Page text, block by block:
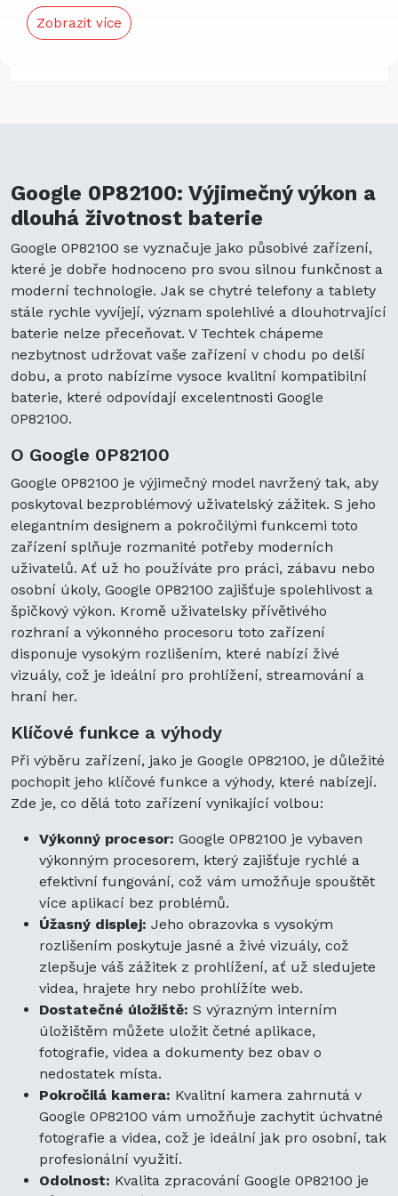
Rychlé dodání:
spolehlivé dodací služby, takže své
Naše kompatibilní baterie nejen
odpovídá původním specifikacím, ale
také nabízí zvýšenou dlouhověkost a
Zobrazit více
Google 0P82100: Výjimečný výkon a
dlouhá životnost baterie
Google 0P82100 se vyznačuje jako působivé zařízení,
které je dobře hodnoceno pro svou silnou funkčnost a
moderní technologie. Jak se chytré telefony a tablety
stále rychle vyvíjejí, význam spolehlivé a dlouhotrvající
baterie nelze přeceňovat. V Techtek chápeme
nezbytnost udržovat vaše zařízení v chodu po delší
dobu, a proto nabízíme vysoce kvalitní kompatibilní
baterie, které odpovídají excelentnosti Google
0P82100.
O Google 0P82100
Google 0P82100 je výjimečný model navržený tak, aby
poskytoval bezproblémový uživatelský zážitek. S jeho
elegantním designem a pokročilými funkcemi toto
zařízení splňuje rozmanité potřeby moderních
uživatelů. Ať už ho používáte pro práci, zábavu nebo
osobní úkoly, Google 0P82100 zajišťuje spolehlivost a
špičkový výkon. Kromě uživatelsky přívětivého
rozhraní a výkonného procesoru toto zařízení
disponuje vysokým rozlišením, které nabízí živé
vizuály, což je ideální pro prohlížení, streamování a
hraní her.
Klíčové funkce a výhody
Při výběru zařízení, jako je Google 0P82100, je důležité
pochopit jeho klíčové funkce a výhody, které nabízejí.
Zde je, co dělá toto zařízení vynikající volbou:
Výkonný procesor: Google 0P82100 je vybaven
výkonným procesorem, který zajišťuje rychlé a
efektivní fungování, což vám umožňuje spouštět
více aplikací bez problémů.
Úžasný displej: Jeho obrazovka s vysokým
rozlišením poskytuje jasné a živé vizuály, což
zlepšuje váš zážitek z prohlížení, ať už sledujete
videa, hrajete hry nebo prohlížíte web.
Dostatečné úložiště: S výrazným interním
úložištěm můžete uložit četné aplikace,
fotografie, videa a dokumenty bez obav o
nedostatek místa.
Pokročilá kamera: Kvalitní kamera zahrnutá v
Google 0P82100 vám umožňuje zachytit úchvatné
fotografie a videa, což je ideální jak pro osobní, tak
profesionální využití.
Odolnost: Kvalita zpracování Google 0P82100 je